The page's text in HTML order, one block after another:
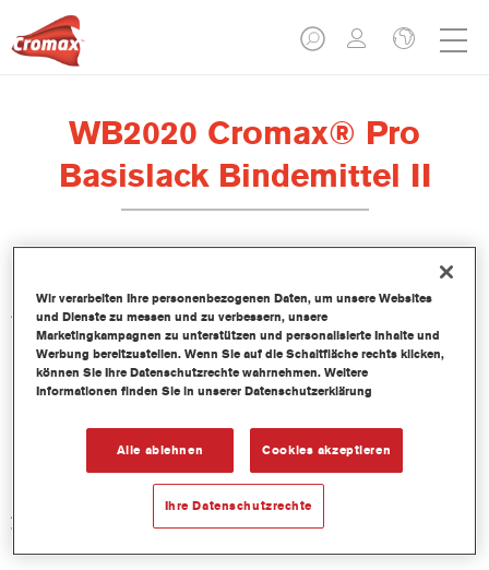
WB2020 Cromax® Pro
Basislack Bindemittel II
Anwendung mit dem Cromax Pro Basislack entwickelt.
Produktmerkmale
Produktvariante
Artikelnummer
WB2020 DW 1 LT
Wir verarbeiten Ihre personenbezogenen Daten, um unsere Websites
und Dienste zu messen und zu verbessern, unsere
Marketingkampagnen zu unterstützen und personalisierte Inhalte und
Werbung bereitzustellen. Wenn Sie auf die Schaltfläche rechts klicken,
können Sie Ihre Datenschutzrechte wahrnehmen. Weitere
Informationen finden Sie in unserer Datenschutzerklärung
Alle ablehnen Cookies akzeptieren
Ihre Datenschutzrechte